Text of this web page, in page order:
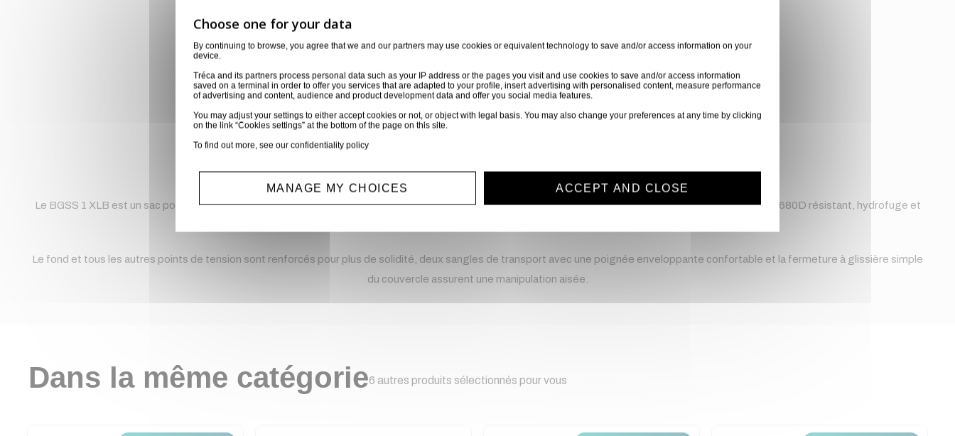
1490 mm
Hauteur (mm)
170 mm
Profondeur
1,1 kg
Le BGSS 1 XLB est un sac pour pied d'enceinte très résistant, avec un rembourrage de 10 mm, qui peut contenir un seul pied. Le sac est fabriqué en nylon 1680D résistant, hydrofuge et
Le fond et tous les autres points de tension sont renforcés pour plus de solidité, deux sangles de transport avec une poignée enveloppante confortable et la fermeture à glissière simple
du couvercle assurent une manipulation aisée.
Dans la même catégorie6 autres produits sélectionnés pour vous
By continuing to browse, you agree that we and our partners may use cookies or equivalent technology to save and/or access information on your
device.
Tréca and its partners process personal data such as your IP address or the pages you visit and use cookies to save and/or access information
saved on a terminal in order to offer you services that are adapted to your profile, insert advertising with personalised content, measure performance
of advertising and content, audience and product development data and offer you social media features.
You may adjust your settings to either accept cookies or not, or object with legal basis. You may also change your preferences at any time by clicking
on the link “Cookies settings” at the bottom of the page on this site.
To find out more, see our confidentiality policy
MANAGE MY CHOICES ACCEPT AND CLOSE